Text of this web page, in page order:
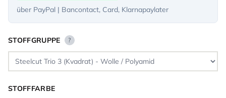
über PayPal | Bancontact, Card, Klarnapaylater
STOFFGRUPPE ?
STOFFFARBE